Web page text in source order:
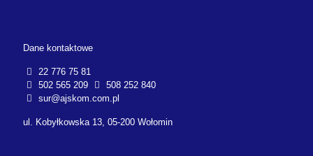
Dane kontaktowe
22 776 75 81
502 565 209
508 252 840
sur@ajskom.com.pl
ul. Kobyłkowska 13, 05-200 Wołomin